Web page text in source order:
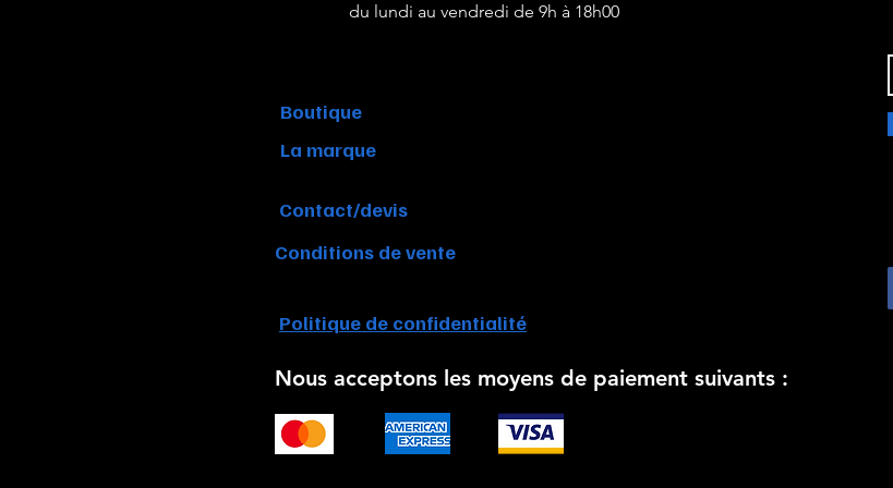
du lundi au vendredi de 9h à 18h00
Boutique
La marque
Contact/devis
Conditions de vente
Politique de confidentialité
Nous acceptons les moyens de paiement suivants :